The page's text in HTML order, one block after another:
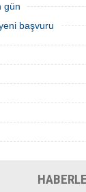
gün
başvuru